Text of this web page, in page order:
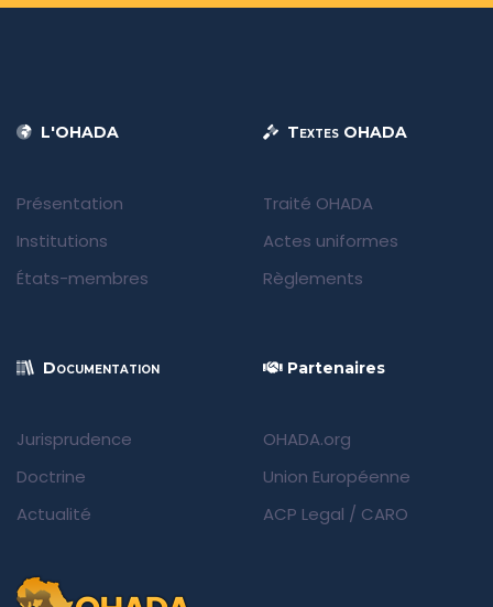
L'OHADA
Présentation
Institutions
États-membres
Textes OHADA
Traité OHADA
Actes uniformes
Règlements
Documentation
Jurisprudence
Doctrine
Actualité
Partenaires
OHADA.org
Union Européenne
ACP Legal / CARO